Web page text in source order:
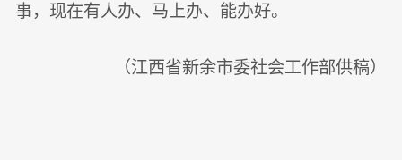
事，现在有人办、马上办、能办好。
（江西省新余市委社会工作部供稿）